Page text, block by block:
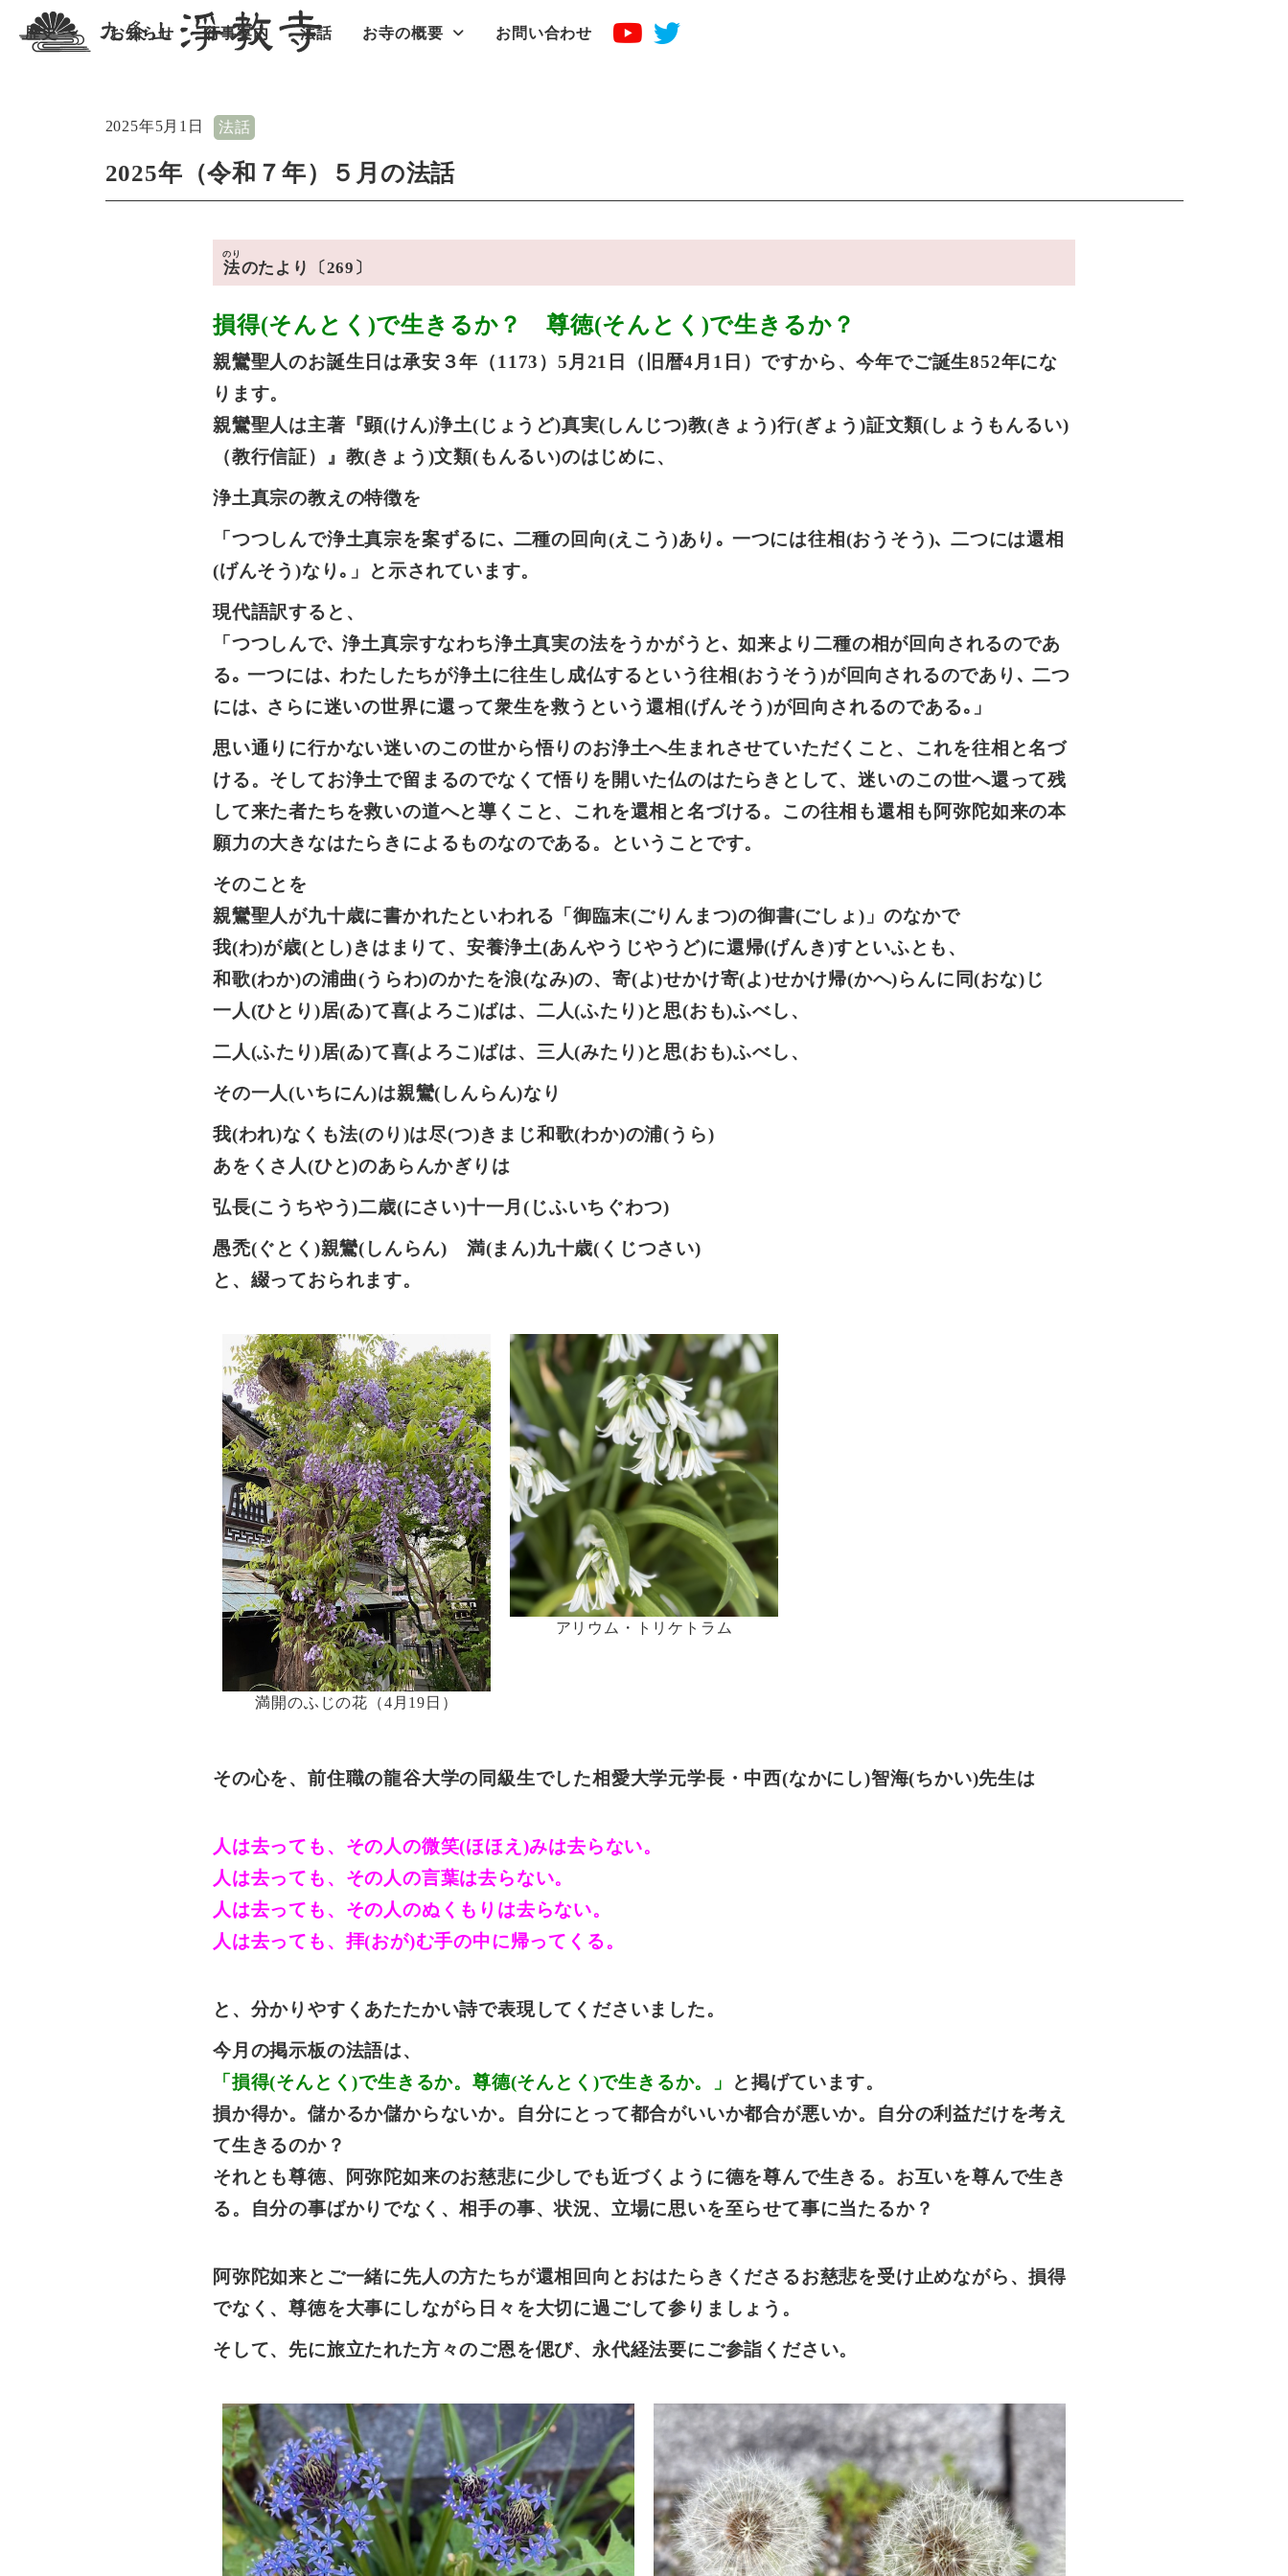
歴史 お知らせ 行事案内 法話 お寺の概要 お問い合わせ
2025年5月1日 法話
2025年（令和７年）５月の法話
法
のり
のたより〔269〕
損得(そんとく)で生きるか？ 尊徳(そんとく)で生きるか？
親鸞聖人のお誕生日は承安３年（1173）5月21日（旧暦4月1日）ですから、今年でご誕生852年にな
ります。
親鸞聖人は主著『顕(けん)浄土(じょうど)真実(しんじつ)教(きょう)行(ぎょう)証文類(しょうもんるい)
（教行信証）』教(きょう)文類(もんるい)のはじめに、
浄土真宗の教えの特徴を
「つつしんで浄土真宗を案ずるに､ 二種の回向(えこう)あり｡ 一つには往相(おうそう)､ 二つには還相
(げんそう)なり｡」と示されています。
現代語訳すると、
「つつしんで､ 浄土真宗すなわち浄土真実の法をうかがうと､ 如来より二種の相が回向されるのであ
る｡ 一つには､ わたしたちが浄土に往生し成仏するという往相(おうそう)が回向されるのであり､ 二つ
には､ さらに迷いの世界に還って衆生を救うという還相(げんそう)が回向されるのである｡」
思い通りに行かない迷いのこの世から悟りのお浄土へ生まれさせていただくこと、これを往相と名づ
ける。そしてお浄土で留まるのでなくて悟りを開いた仏のはたらきとして、迷いのこの世へ還って残
して来た者たちを救いの道へと導くこと、これを還相と名づける。この往相も還相も阿弥陀如来の本
願力の大きなはたらきによるものなのである。ということです。
そのことを
親鸞聖人が九十歳に書かれたといわれる「御臨末(ごりんまつ)の御書(ごしょ)」のなかで
我(わ)が歳(とし)きはまりて、安養浄土(あんやうじやうど)に還帰(げんき)すといふとも、
和歌(わか)の浦曲(うらわ)のかたを浪(なみ)の、寄(よ)せかけ寄(よ)せかけ帰(かへ)らんに同(おな)じ
一人(ひとり)居(ゐ)て喜(よろこ)ばは、二人(ふたり)と思(おも)ふべし、
二人(ふたり)居(ゐ)て喜(よろこ)ばは、三人(みたり)と思(おも)ふべし、
その一人(いちにん)は親鸞(しんらん)なり
我(われ)なくも法(のり)は尽(つ)きまじ和歌(わか)の浦(うら)
あをくさ人(ひと)のあらんかぎりは
弘長(こうちやう)二歳(にさい)十一月(じふいちぐわつ)
愚禿(ぐとく)親鸞(しんらん) 満(まん)九十歳(くじつさい)
と、綴っておられます。
満開のふじの花（4月19日）
アリウム・トリケトラム
その心を、前住職の龍谷大学の同級生でした相愛大学元学長・中西(なかにし)智海(ちかい)先生は
人は去っても、その人の微笑(ほほえ)みは去らない。
人は去っても、その人の言葉は去らない。
人は去っても、その人のぬくもりは去らない。
人は去っても、拝(おが)む手の中に帰ってくる。
と、分かりやすくあたたかい詩で表現してくださいました。
今月の掲示板の法語は、
「損得(そんとく)で生きるか。尊德(そんとく)で生きるか。」
と掲げています。
損か得か。儲かるか儲からないか。自分にとって都合がいいか都合が悪いか。自分の利益だけを考え
て生きるのか？
それとも尊徳、阿弥陀如来のお慈悲に少しでも近づくように德を尊んで生きる。お互いを尊んで生き
る。自分の事ばかりでなく、相手の事、状況、立場に思いを至らせて事に当たるか？
阿弥陀如来とご一緒に先人の方たちが還相回向とおはたらきくださるお慈悲を受け止めながら、損得
でなく、尊徳を大事にしながら日々を大切に過ごして参りましょう。
そして、先に旅立たれた方々のご恩を偲び、永代経法要にご参詣ください。